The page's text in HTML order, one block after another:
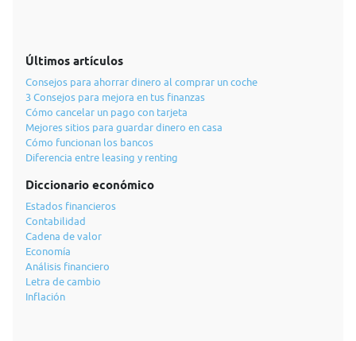
Últimos artículos
Consejos para ahorrar dinero al comprar un coche
3 Consejos para mejora en tus finanzas
Cómo cancelar un pago con tarjeta
Mejores sitios para guardar dinero en casa
Cómo funcionan los bancos
Diferencia entre leasing y renting
Diccionario económico
Estados financieros
Contabilidad
Cadena de valor
Economía
Análisis financiero
Letra de cambio
Inflación